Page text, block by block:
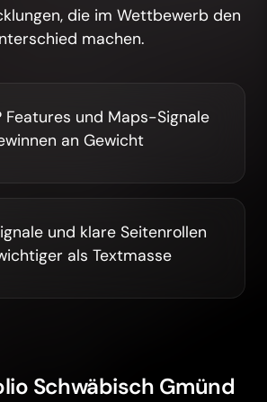
die im Wettbewerb den
machen.
Features und Maps-Signale
an Gewicht
und klare Seitenrollen
als Textmasse
Schwäbisch Gmünd